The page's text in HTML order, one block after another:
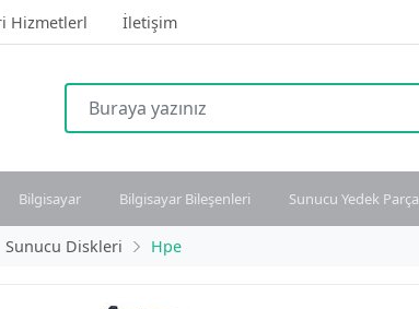
Hizmetlerl İletişim
Bilgisayar Bilgisayar Bileşenleri Sunucu Yedek Parça
Sunucu Diskleri Hpe